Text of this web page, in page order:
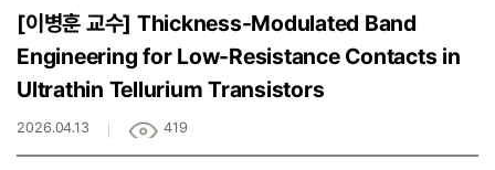
[이병훈 교수] Thickness-Modulated Band
Engineering for Low-Resistance Contacts in
Ultrathin Tellurium Transistors
2026.04.13 419